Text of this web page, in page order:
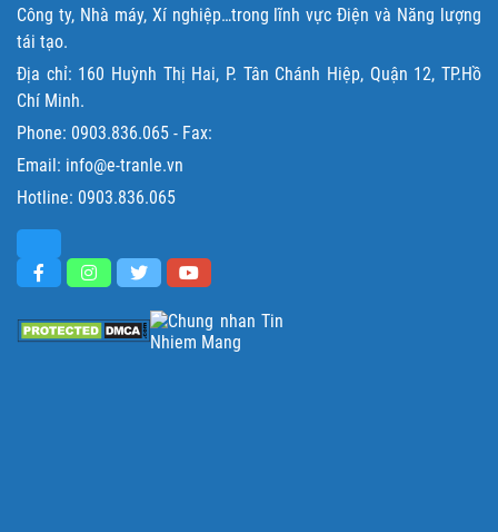
Công ty, Nhà máy, Xí nghiệp…trong lĩnh vực Điện và Năng lượng
tái tạo.
Địa chỉ: 160 Huỳnh Thị Hai, P. Tân Chánh Hiệp, Quận 12, TP.Hồ
Chí Minh.
Phone: 0903.836.065 - Fax:
Email: info@e-tranle.vn
Hotline: 0903.836.065